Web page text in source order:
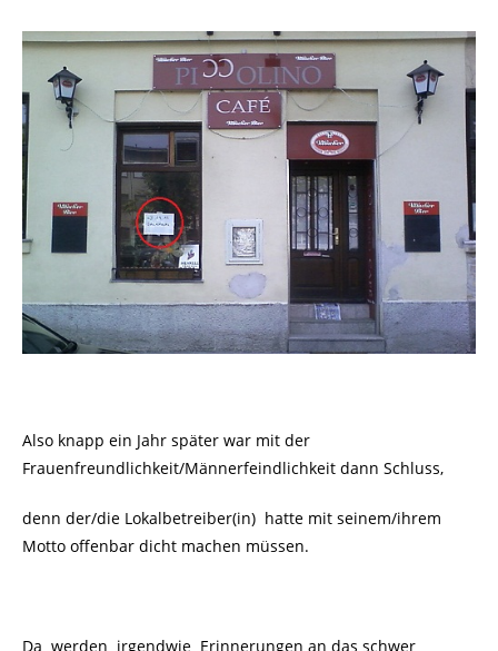
Also knapp ein Jahr später war mit der
Frauenfreundlichkeit/Männerfeindlichkeit dann Schluss,
denn der/die Lokalbetreiber(in) hatte mit seinem/ihrem
Motto offenbar dicht machen müssen.
Da werden irgendwie Erinnerungen an das schwer